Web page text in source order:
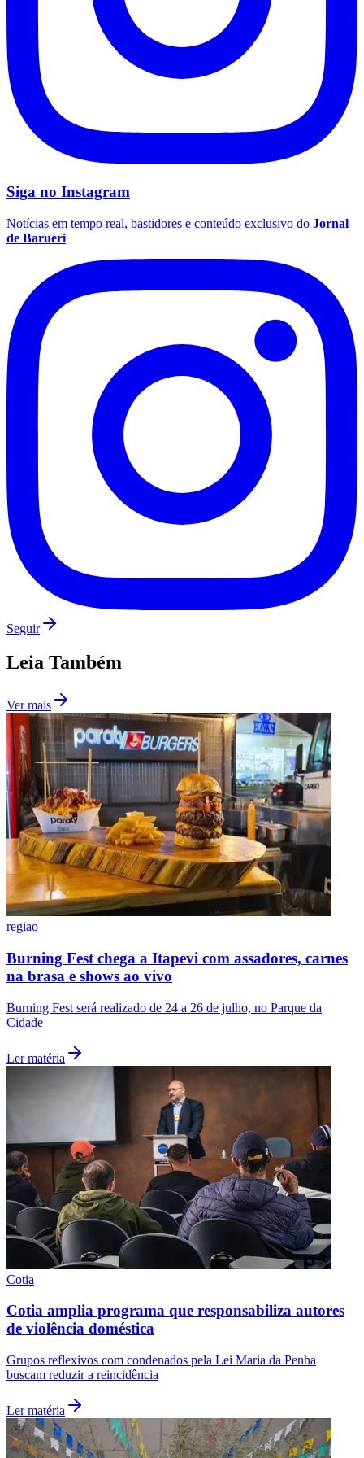
Corinthians
Palmeiras
São Paulo
Siga no Instagram
Notícias em tempo real, bastidores e conteúdo exclusivo do Jornal
de Barueri
Seguir
Leia Também
Ver mais
regiao
Burning Fest chega a Itapevi com assadores, carnes
na brasa e shows ao vivo
Burning Fest será realizado de 24 a 26 de julho, no Parque da
Cidade
Ler matéria
Cotia
Cotia amplia programa que responsabiliza autores
de violência doméstica
Grupos reflexivos com condenados pela Lei Maria da Penha
buscam reduzir a reincidência
Ler matéria